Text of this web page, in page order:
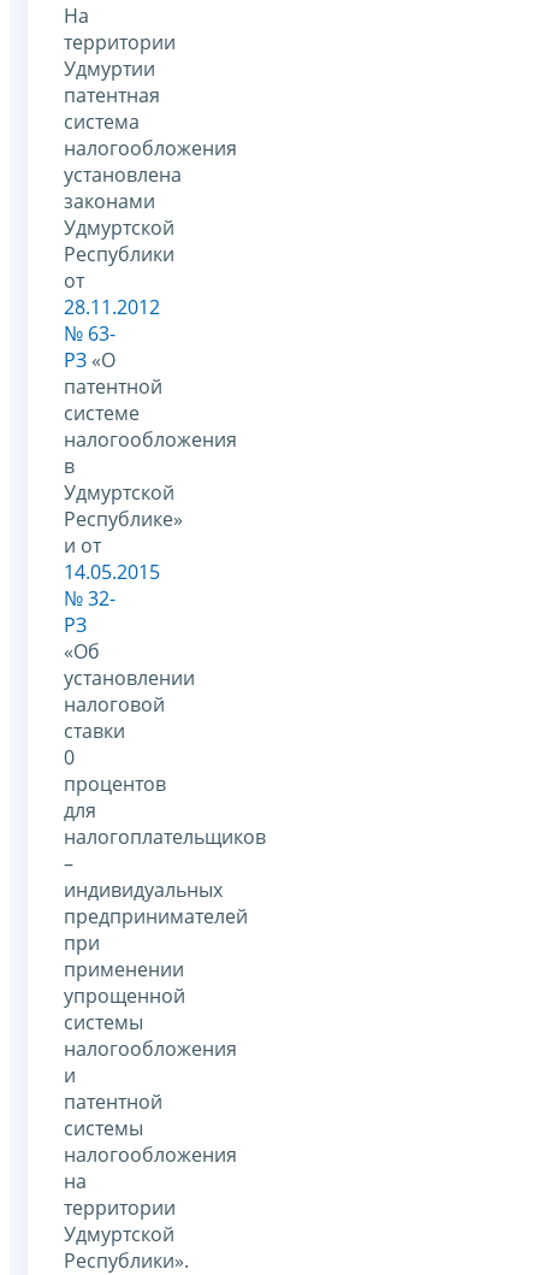
На
территории
Удмуртии
патентная
система
налогообложения
установлена
законами
Удмуртской
Республики
от
28.11.2012
№ 63-
РЗ «О
патентной
системе
налогообложения
в
Удмуртской
Республике»
и от
14.05.2015
№ 32-
РЗ
«Об
установлении
налоговой
ставки
0
процентов
для
налогоплательщиков
–
индивидуальных
предпринимателей
при
применении
упрощенной
системы
налогообложения
и
патентной
системы
налогообложения
на
территории
Удмуртской
Республики».